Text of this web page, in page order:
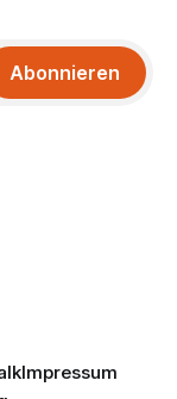
Abonnieren
Impressum